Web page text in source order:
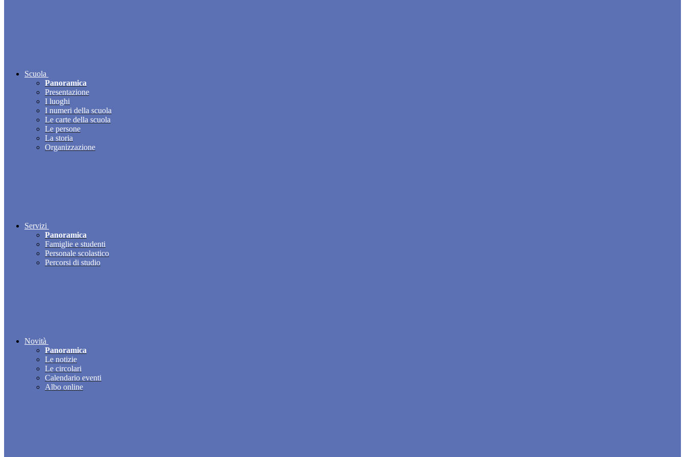
Scuola
Panoramica
Presentazione
I luoghi
I numeri della scuola
Le carte della scuola
Le persone
La storia
Organizzazione
Servizi
Panoramica
Famiglie e studenti
Personale scolastico
Percorsi di studio
Novità
Panoramica
Le notizie
Le circolari
Calendario eventi
Albo online